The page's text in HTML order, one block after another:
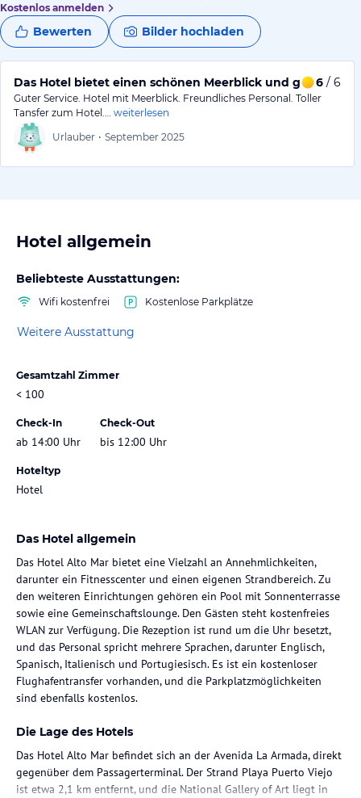
Kostenlos anmelden
Bewerten Bilder hochladen
Das Hotel bietet einen schönen Meerblick und guten
6 / 6
Guter Service. Hotel mit Meerblick. Freundliches Personal. Toller
Tansfer zum Hotel.…
weiterlesen
Urlauber • September 2025
Hotel allgemein
Beliebteste Ausstattungen:
Wifi kostenfrei Kostenlose Parkplätze
Weitere Ausstattung
Gesamtzahl Zimmer
< 100
Check-In
ab 14:00 Uhr
Check-Out
bis 12:00 Uhr
Hoteltyp
Hotel
Das Hotel allgemein
Das Hotel Alto Mar bietet eine Vielzahl an Annehmlichkeiten,
darunter ein Fitnesscenter und einen eigenen Strandbereich. Zu
den weiteren Einrichtungen gehören ein Pool mit Sonnenterrasse
sowie eine Gemeinschaftslounge. Den Gästen steht kostenfreies
WLAN zur Verfügung. Die Rezeption ist rund um die Uhr besetzt,
und das Personal spricht mehrere Sprachen, darunter Englisch,
Spanisch, Italienisch und Portugiesisch. Es ist ein kostenloser
Flughafentransfer vorhanden, und die Parkplatzmöglichkeiten
sind ebenfalls kostenlos.
Die Lage des Hotels
Das Hotel Alto Mar befindet sich an der Avenida La Armada, direkt
gegenüber dem Passagerterminal. Der Strand Playa Puerto Viejo
ist etwa 2,1 km entfernt, und die National Gallery of Art liegt in